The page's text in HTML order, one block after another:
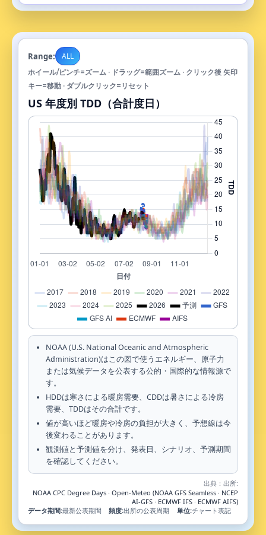
Range: ALL
ホイール/ピンチ=ズーム · ドラッグ=範囲ズーム · クリック後 矢印
キー=移動 · ダブルクリック=リセット
US 年度別 TDD（合計度日）
NOAA (U.S. National Oceanic and Atmospheric
Administration)はこの図で使うエネルギー、原子力
または気候データを公表する公的・国際的な情報源で
す。
HDDは寒さによる暖房需要、CDDは暑さによる冷房
需要、TDDはその合計です。
値が高いほど暖房や冷房の負担が大きく、予想線は今
後変わることがあります。
観測値と予測値を分け、発表日、シナリオ、予測期間
を確認してください。
出典： 出所:
NOAA CPC Degree Days · Open-Meteo (NOAA GFS Seamless · NCEP
AI-GFS · ECMWF IFS · ECMWF AIFS)
データ期間:最新公表期間 頻度:出所の公表周期 単位:チャート表記